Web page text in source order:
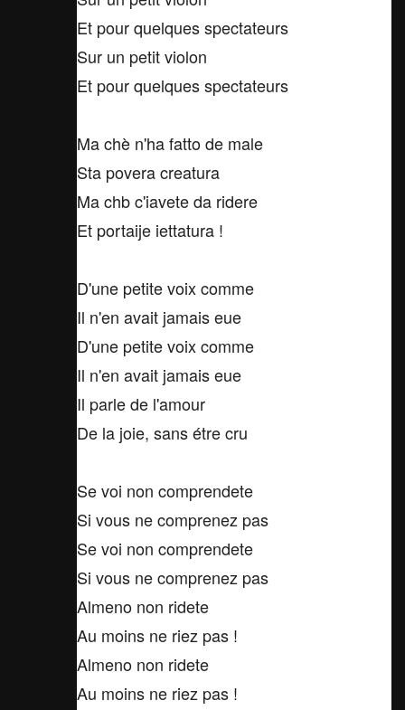
Et pour quelques spectateurs
Sur un petit violon
Et pour quelques spectateurs
Ma chè n'ha fatto de male
Sta povera creatura
Ma chb c'iavete da ridere
Et portaije iettatura !
D'une petite voix comme
Il n'en avait jamais eue
D'une petite voix comme
Il n'en avait jamais eue
Il parle de l'amour
De la joie, sans étre cru
Se voi non comprendete
Si vous ne comprenez pas
Se voi non comprendete
Si vous ne comprenez pas
Almeno non ridete
Au moins ne riez pas !
Almeno non ridete
Au moins ne riez pas !